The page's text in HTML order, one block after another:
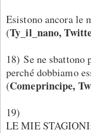
Esistono ancora le
(Ty_il_nano,
18) Se ne sbattono
perché dobbiamo
(Comeprincipe,
19)
LE MIE